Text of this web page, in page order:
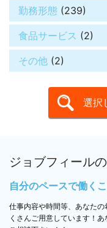
勤務形態 (239)
食品サービス (2)
その他 (2)
選択
ジョブフィール
自分のペースで働く
仕事内容や時間等、あなた
くさんご用意しています！